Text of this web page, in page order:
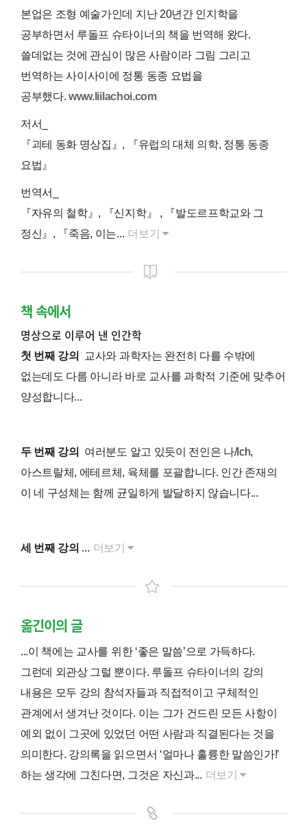
본업은 조형 예술가인데 지난 20년간 인지학을
공부하면서 루돌프 슈타이너의 책을 번역해 왔다.
쓸데없는 것에 관심이 많은 사람이라 그림 그리고
번역하는 사이사이에 정통 동종 요법을
공부했다.www.liilachoi.com
저서_
『괴테 동화 명상집』, 『유럽의 대체 의학, 정통 동종
요법』
번역서_
『자유의 철학』, 『신지학』 , 『발도르프학교와 그
정신』, 『죽음, 이는... 더보기
책 속에서
명상으로 이루어 낸 인간학
첫 번째 강의
교사와 과학자는 완전히 다를 수밖에
없는데도 다름 아니라 바로 교사를 과학적 기준에 맞추어
양성합니다...
두 번째 강의
여러분도 알고 있듯이 전인은 나/Ich,
아스트랄체, 에테르체, 육체를 포괄합니다. 인간 존재의
이 네 구성체는 함께 균일하게 발달하지 않습니다...
세 번째 강의 ... 더보기
옮긴이의 글
...이 책에는 교사를 위한 ‘좋은 말씀’으로 가득하다.
그런데 외관상 그럴 뿐이다. 루돌프 슈타이너의 강의
내용은 모두 강의 참석자들과 직접적이고 구체적인
관계에서 생겨난 것이다. 이는 그가 건드린 모든 사항이
예외 없이 그곳에 있었던 어떤 사람과 직결된다는 것을
의미한다. 강의록을 읽으면서 ‘얼마나 훌륭한 말씀인가!’
하는 생각에 그친다면, 그것은 자신과... 더보기